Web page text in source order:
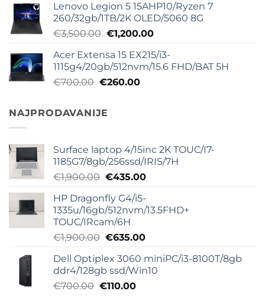
je
bila:
€1,800.00.
je:
€1,080.00.
Lenovo Legion 5 15AHP10/Ryzen 7
260/32gb/1TB/2K OLED/5060 8G
€3,500.00 Originalna
je
bila:
€3,500.00.
€1,200.00Trenutna
je:
€1,200.00.
Acer Extensa 15 EX215/i3-
1115g4/20gb/512nvm/15.6 FHD/BAT 5H
€700.00 Originalna
je
bila:
€260.00Trenutna
NAJPRODAVANIJE
Surface laptop 4/15inc 2K TOUC/I7-
1185G7/8gb/256ssd/IRIS/7H
€1,900.00 Originalna
je
bila:
€1,900.00.
€435.00Trenutna
je:
€435.00.
HP Dragonfly G4/i5-
1335u/16gb/512nvm/13.5FHD+
TOUC/IRcam/6H
€1,900.00 Originalna
je
bila:
€1,900.00.
€635.00Trenutna
je:
€635.00.
Dell Optiplex 3060 miniPC/i3-8100T/8gb
ddr4/128gb ssd/Win10
€700.00 Originalna
€110.00Trenutna